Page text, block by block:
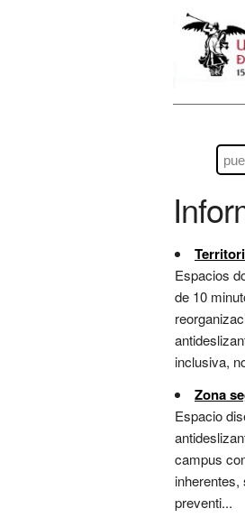
Espacios
de 10
inclusiva,
Zona
Espacio
campus
inherentes,
preventi...